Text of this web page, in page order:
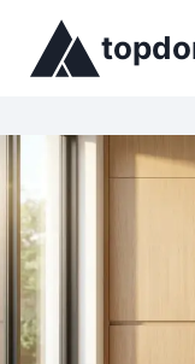
contenido